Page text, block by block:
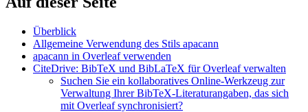
Überblick
Allgemeine Verwendung des Stils apacann
apacann in Overleaf verwenden
CiteDrive: BibTeX und BibLaTeX für Overleaf verwalten
Suchen Sie ein kollaboratives Online-Werkzeug zur
Verwaltung Ihrer BibTeX-Literaturangaben, das sich
mit Overleaf synchronisiert?